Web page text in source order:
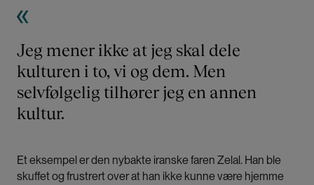
Jeg mener ikke at jeg skal dele
kulturen i to, vi og dem. Men
selvfølgelig tilhører jeg en annen
kultur.
Et eksempel er den nybakte iranske faren Zelal. Han ble
skuffet og frustrert over at han ikke kunne være hjemme